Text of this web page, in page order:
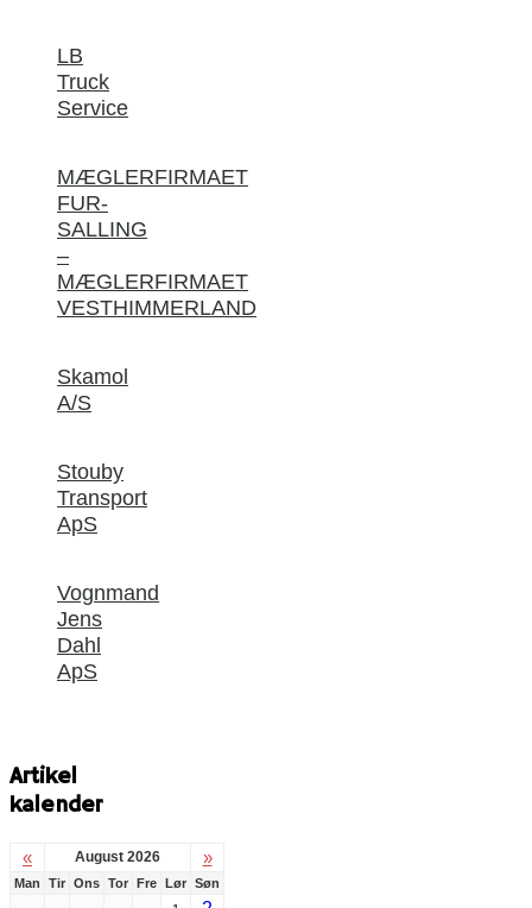
LB
Truck
Service
MÆGLERFIRMAET
FUR-
SALLING
–
MÆGLERFIRMAET
VESTHIMMERLAND
Skamol
A/S
Stouby
Transport
ApS
Vognmand
Jens
Dahl
ApS
Artikel
kalender
« August 2026 »
Man Tir Ons Tor Fre Lør Søn